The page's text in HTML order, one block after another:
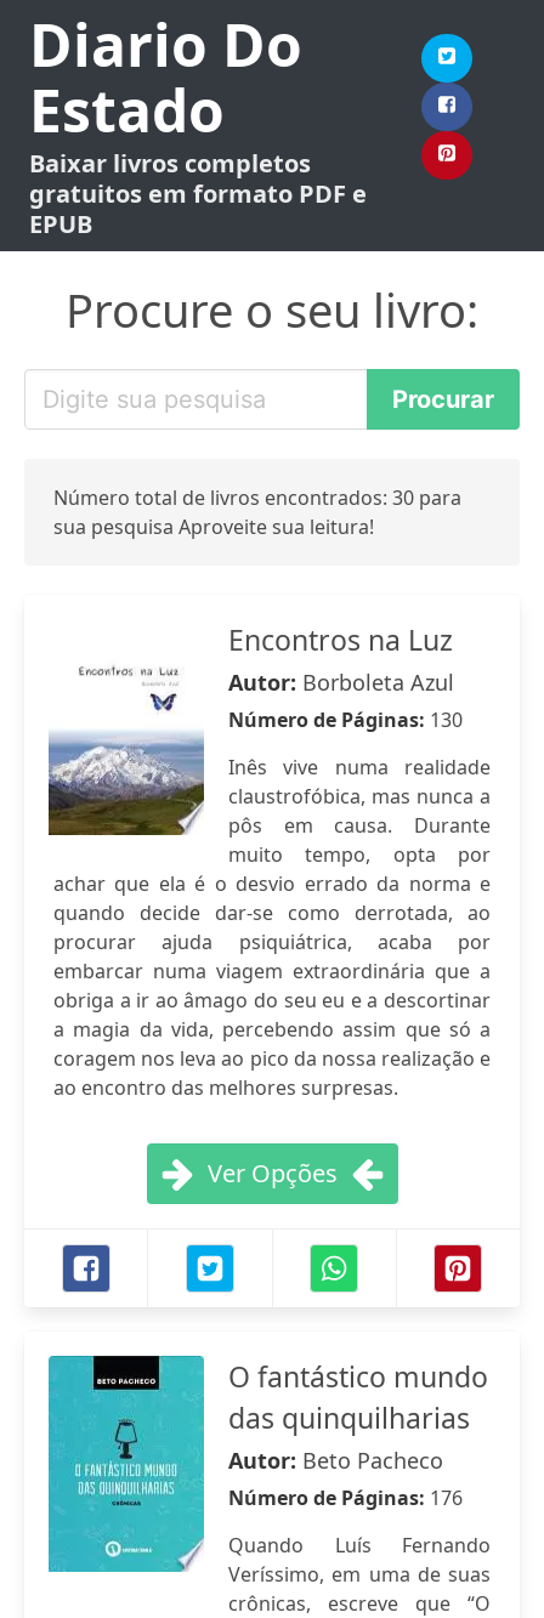
Diario Do
Estado
Baixar livros completos
gratuitos em formato PDF e
EPUB
Procure o seu livro:
Número total de livros encontrados: 30 para
sua pesquisa Aproveite sua leitura!
Encontros na Luz
Autor: Borboleta Azul
Número de Páginas: 130
Inês vive numa realidade
claustrofóbica, mas nunca a
pôs em causa. Durante
muito tempo, opta por
achar que ela é o desvio errado da norma e
quando decide dar-se como derrotada, ao
procurar ajuda psiquiátrica, acaba por
embarcar numa viagem extraordinária que a
obriga a ir ao âmago do seu eu e a descortinar
a magia da vida, percebendo assim que só a
coragem nos leva ao pico da nossa realização e
ao encontro das melhores surpresas.
Ver Opções
O fantástico mundo
das quinquilharias
Autor: Beto Pacheco
Número de Páginas: 176
Quando Luís Fernando
Veríssimo, em uma de suas
crônicas, escreve que “O